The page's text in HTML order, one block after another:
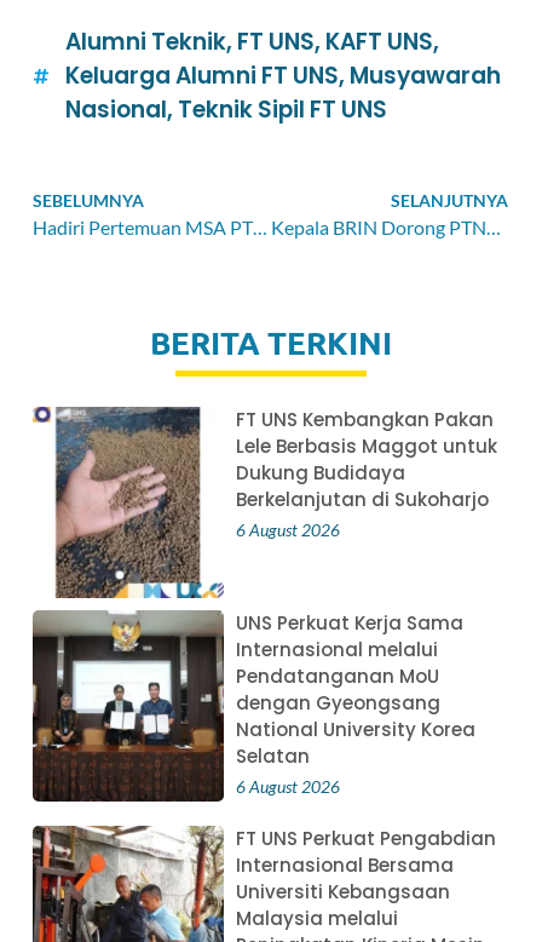
Alumni Teknik, FT UNS, KAFT UNS,
Keluarga Alumni FT UNS, Musyawarah
Nasional, Teknik Sipil FT UNS
SEBELUMNYA
Hadiri Pertemuan MSA PTNBH di UNS, Mendiksaintek: Kampus Harus Dekat dengan Industri
SELANJUTNYA
BERITA TERKINI
FT UNS Kembangkan Pakan
Lele Berbasis Maggot untuk
Dukung Budidaya
Berkelanjutan di Sukoharjo
6 August 2026
UNS Perkuat Kerja Sama
Internasional melalui
Pendatanganan MoU
dengan Gyeongsang
National University Korea
Selatan
6 August 2026
FT UNS Perkuat Pengabdian
Internasional Bersama
Universiti Kebangsaan
Malaysia melalui